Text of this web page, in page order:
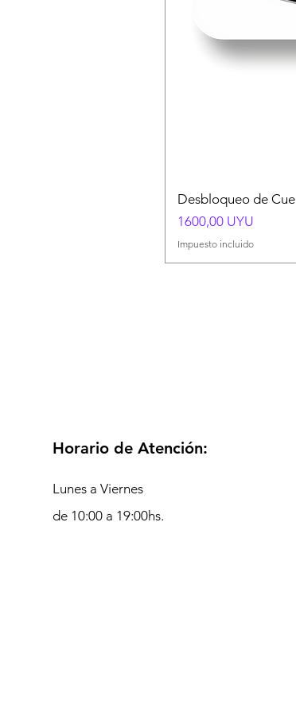
Desbloqueo de
Precio
1600,00 UYU
Impuesto incluido
Horario de Atención:
Lunes a Viernes
de 10:00 a 19:00hs.